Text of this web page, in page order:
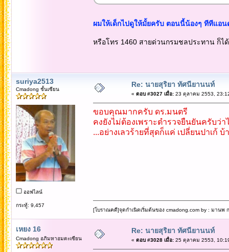
ผมให้เด็กไปดูให้มั้ยครับ ตอนนี้น้องๆ ทีทีแ
หรือโทร 1460 สายด่วนกรมชลประทาน ก็ไ
suriya2513
Cmadong ชั้นเซียน
ออฟไลน์
กระทู้: 9,457
Re: นายสุริยา ทัศนียานนท์
« ตอบ #3027 เมื่อ:23 ตุลาคม 2553,
ขอบคุณมากครับ ดร.มนตรี
คงยังไม่ต้องเพราะตำรวจยืนยันครับว่
...อย่างเลวร้ายที่สุดก็แค่ เปลี่ยนปาเก้
[โบราณคดี]จุดกำเนิดเริ่มต้นของ cmadong.com by : มานพ
เหยง 16
Cmadong อภิมหาอมตะเซียน
Re: นายสุริยา ทัศนียานนท์
« ตอบ #3028 เมื่อ:25 ตุลาคม 2553,